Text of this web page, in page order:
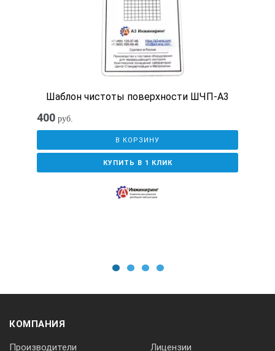
Шаблон чистоты поверхности ШЧП-А3
400 руб.
В КОРЗИНУ
КУПИТЬ В 1 КЛИК
КОМПАНИЯ
Производители Лицензии